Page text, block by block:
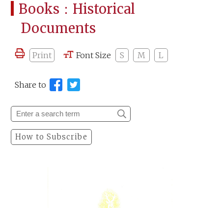
Books：Historical
Documents
Print Font Size S M L
Share to
How to Subscribe